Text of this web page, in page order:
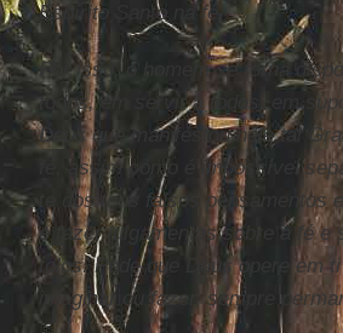
Espírito Santo na fé.
Por isso, o homem se torna
todos, em servir a todos, em
Deus que manifestou nele tal
fé, assim como é impossível
te dos teus falsos
e fazer julgamentos sobre a fé e
tolos. Pede que Deus opere em
imaginar ou fazer, sempre